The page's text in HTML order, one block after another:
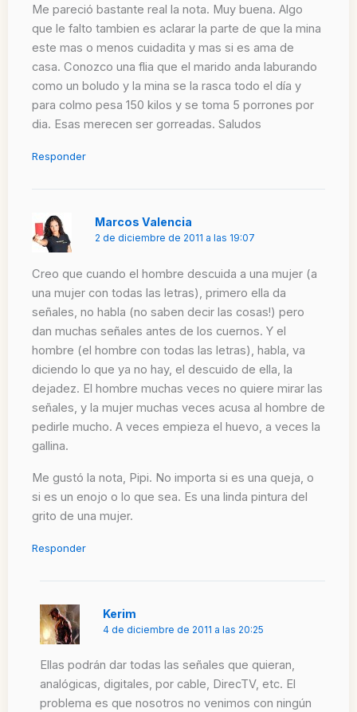
Me pareció bastante real la nota. Muy buena. Algo
que le falto tambien es aclarar la parte de que la mina
este mas o menos cuidadita y mas si es ama de
casa. Conozco una flia que el marido anda laburando
como un boludo y la mina se la rasca todo el día y
para colmo pesa 150 kilos y se toma 5 porrones por
dia. Esas merecen ser gorreadas. Saludos
Responder
Marcos Valencia
2 de diciembre de 2011 a las 19:07
Creo que cuando el hombre descuida a una mujer (a
una mujer con todas las letras), primero ella da
señales, no habla (no saben decir las cosas!) pero
dan muchas señales antes de los cuernos. Y el
hombre (el hombre con todas las letras), habla, va
diciendo lo que ya no hay, el descuido de ella, la
dejadez. El hombre muchas veces no quiere mirar las
señales, y la mujer muchas veces acusa al hombre de
pedirle mucho. A veces empieza el huevo, a veces la
gallina.
Me gustó la nota, Pipi. No importa si es una queja, o
si es un enojo o lo que sea. Es una linda pintura del
grito de una mujer.
Responder
Kerim
4 de diciembre de 2011 a las 20:25
Ellas podrán dar todas las señales que quieran,
analógicas, digitales, por cable, DirecTV, etc. El
problema es que nosotros no venimos con ningún